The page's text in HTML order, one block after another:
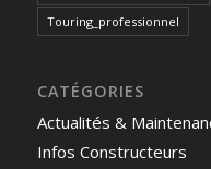
Touring_professionnel
CATÉGORIES
Actualités &
Infos Constructeurs